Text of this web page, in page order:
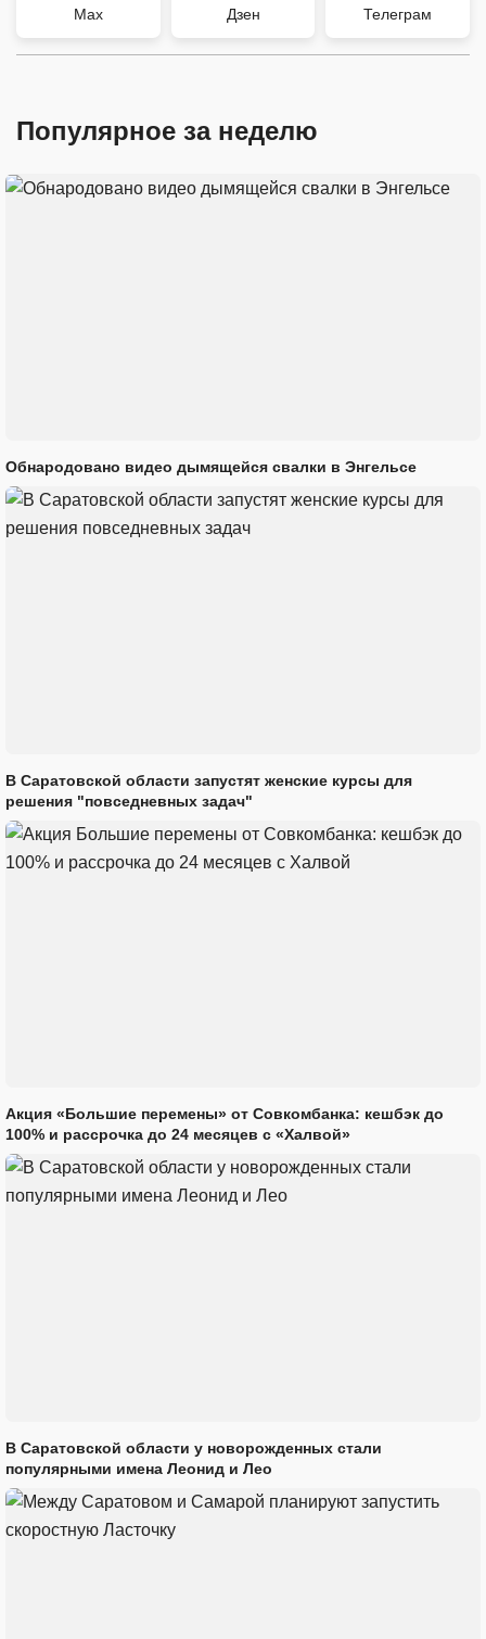
Max Дзен Телеграм
Популярное за неделю
Обнародовано видео дымящейся свалки в Энгельсе
В Саратовской области запустят женские курсы для
решения "повседневных задач"
Акция «Большие перемены» от Совкомбанка: кешбэк до
100% и рассрочка до 24 месяцев с «Халвой»
В Саратовской области у новорожденных стали
популярными имена Леонид и Лео